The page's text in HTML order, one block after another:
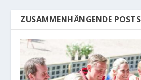
ZUSAMMENHÄNGENDE POSTS